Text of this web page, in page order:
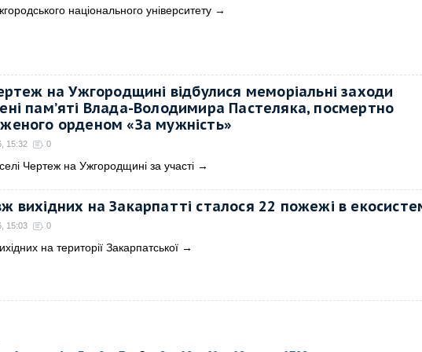
національного університету →
на Ужгородщині відбулися меморіальні заходи
пам’яті Влада-Володимира Пастеляка, посмертно
орденом «За мужність»
15:32 0
Чертеж на Ужгородщині за участі →
вихідних на Закарпатті сталося 22 пожежі в
15:03 0
на території Закарпатської →